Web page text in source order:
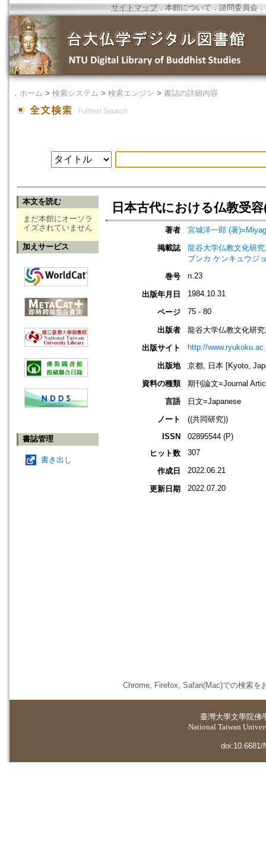
サイトマップ．本館について ． 諮問委員会 ．
． ホーム > 検索システム > 検索エンジン > 書誌の詳細内容
本文を読む
まだ本館にオーソラ
イズされていません
加えサービス
書誌管理
書き出し
日本古代における仏教受
著者
宮城洋一郎 (著
掲載誌
龍谷大学仏教文化研
ブンカ ケンキュウジ
巻号
n.23
出版年月日 1984.10.31
ページ 75 - 80
出版者
龍谷大学仏教文化研
出版サイト
http://
出版地
京都, 日本 [Kyoto,
資料の種類
期刊論文=Journal
言語
日文=Japanese
ノート
((共同研究))
ISSN
02895544 (P)
ヒット数
307
作成日 2022.06.21
更新日期 2022.07.20
Chrome, Firefox, Safari(Mac)での検索を
臺灣大學文學院佛
National Taiwan
doi:10.6681/